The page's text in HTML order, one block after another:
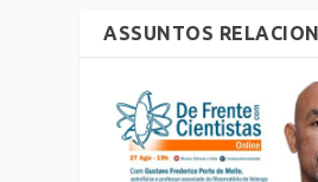
ASSUNTOS